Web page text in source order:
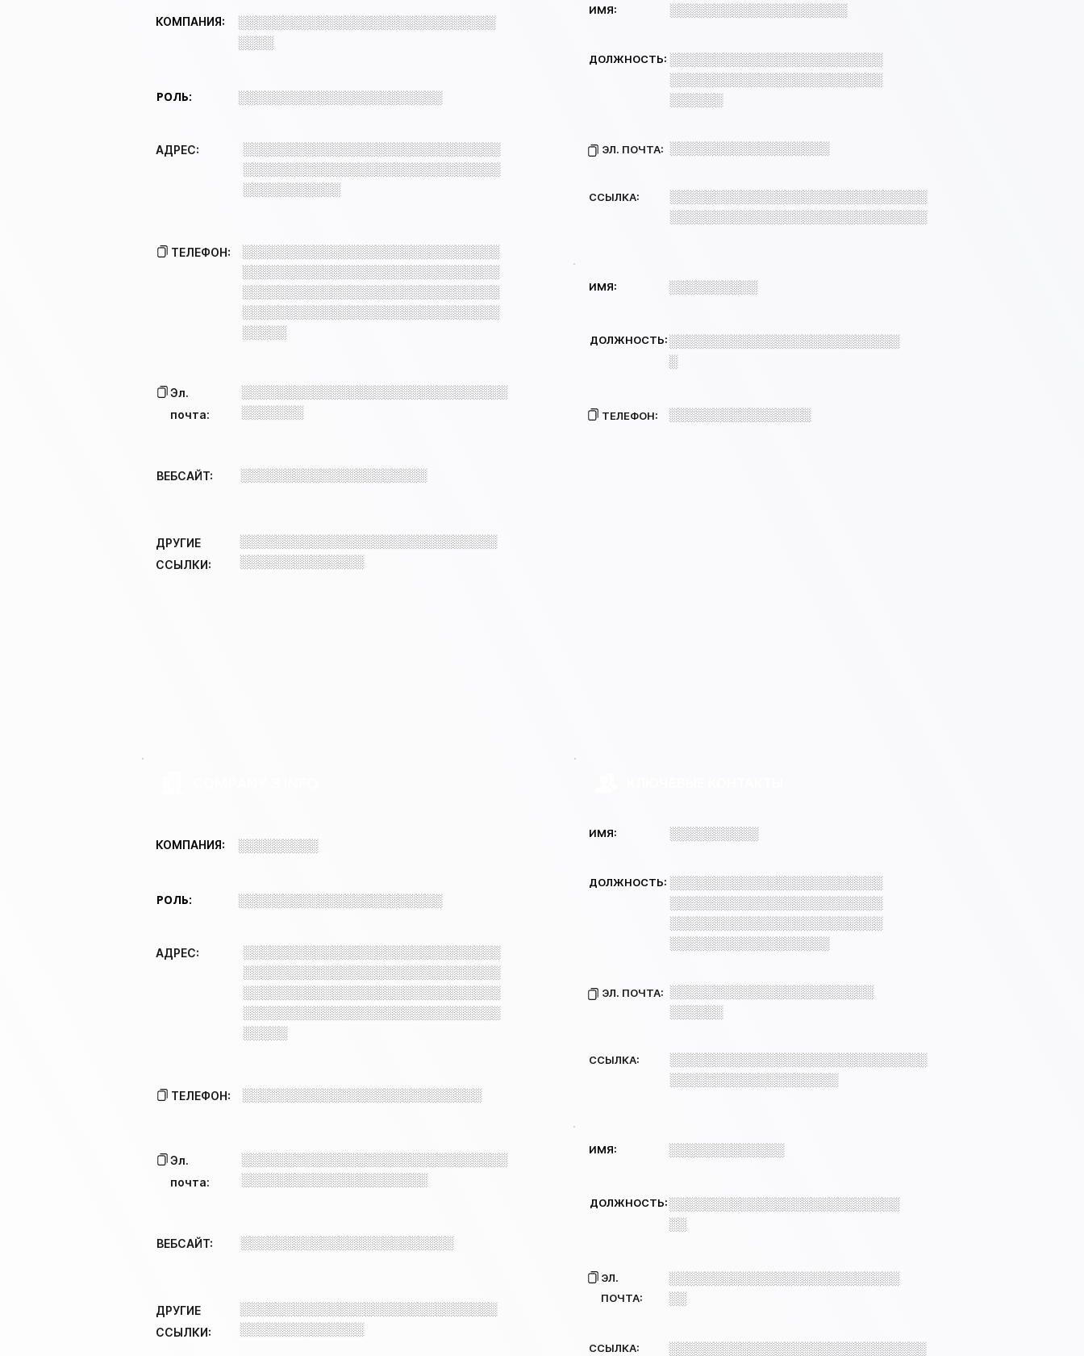
КОМПАНИЯ:
░░░░░░░░░░░░░░░░░░░░░░░░░░░░░
░░░░
РОЛЬ: ░░░░░░░░░░░░░░░░░░░░░░░
АДРЕС:
░░░░░░░░░░░░░░░░░░░░░░░░░░░░░
░░░░░░░░░░░░░░░░░░░░░░░░░░░░░
░░░░░░░░░░░
ТЕЛЕФОН:
░░░░░░░░░░░░░░░░░░░░░░░░░░░░░
░░░░░░░░░░░░░░░░░░░░░░░░░░░░░
░░░░░░░░░░░░░░░░░░░░░░░░░░░░░
░░░░░░░░░░░░░░░░░░░░░░░░░░░░░
░░░░░
Эл.
почта:
░░░░░░░░░░░░░░░░░░░░░░░░░░░░░░
░░░░░░░
ВЕБСАЙТ: ░░░░░░░░░░░░░░░░░░░░░
ДРУГИЕ
ССЫЛКИ:
░░░░░░░░░░░░░░░░░░░░░░░░░░░░░
░░░░░░░░░░░░░░
ИМЯ: ░░░░░░░░░░░░░░░░░░░░
ДОЛЖНОСТЬ: ░░░░░░░░░░░░░░░░░░░░░░░░
░░░░░░░░░░░░░░░░░░░░░░░░
░░░░░░
ЭЛ. ПОЧТА: ░░░░░░░░░░░░░░░░░░
ССЫЛКА:
░░░░░░░░░░░░░░░░░░░░░░░░░░░░░
░░░░░░░░░░░░░░░░░░░░░░░░░░░░░
ИМЯ: ░░░░░░░░░░
ДОЛЖНОСТЬ:░░░░░░░░░░░░░░░░░░░░░░░░░░
░
ТЕЛЕФОН: ░░░░░░░░░░░░░░░░
КОМПАНИЯ: ░░░░░░░░░
РОЛЬ: ░░░░░░░░░░░░░░░░░░░░░░░
АДРЕС:
░░░░░░░░░░░░░░░░░░░░░░░░░░░░░
░░░░░░░░░░░░░░░░░░░░░░░░░░░░░
░░░░░░░░░░░░░░░░░░░░░░░░░░░░░
░░░░░░░░░░░░░░░░░░░░░░░░░░░░░
░░░░░
ТЕЛЕФОН: ░░░░░░░░░░░░░░░░░░░░░░░░░░░
Эл.
почта:
░░░░░░░░░░░░░░░░░░░░░░░░░░░░░░
░░░░░░░░░░░░░░░░░░░░░
ВЕБСАЙТ: ░░░░░░░░░░░░░░░░░░░░░░░░
ДРУГИЕ
ССЫЛКИ:
░░░░░░░░░░░░░░░░░░░░░░░░░░░░░
░░░░░░░░░░░░░░
ИМЯ: ░░░░░░░░░░
ДОЛЖНОСТЬ: ░░░░░░░░░░░░░░░░░░░░░░░░
░░░░░░░░░░░░░░░░░░░░░░░░
░░░░░░░░░░░░░░░░░░░░░░░░
░░░░░░░░░░░░░░░░░░
ЭЛ. ПОЧТА: ░░░░░░░░░░░░░░░░░░░░░░░
░░░░░░
ССЫЛКА:
░░░░░░░░░░░░░░░░░░░░░░░░░░░░░
░░░░░░░░░░░░░░░░░░░
ИМЯ: ░░░░░░░░░░░░░
ДОЛЖНОСТЬ:░░░░░░░░░░░░░░░░░░░░░░░░░░
░░
ЭЛ.
ПОЧТА:
░░░░░░░░░░░░░░░░░░░░░░░░░░
░░
ССЫЛКА: ░░░░░░░░░░░░░░░░░░░░░░░░░░░░░